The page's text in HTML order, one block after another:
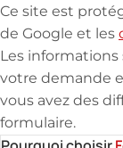
Ce site est
de Google et les
Les
votre demande
vous avez des
formulaire.